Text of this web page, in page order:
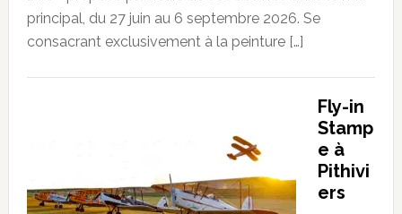
principal, du 27 juin au 6 septembre 2026. Se
consacrant exclusivement à la peinture […]
Fly-in
Stamp
e à
Pithivi
ers